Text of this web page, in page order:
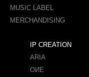
MUSIC LABEL
MERCHANDISING
IP CREATION
ARIA
OИE